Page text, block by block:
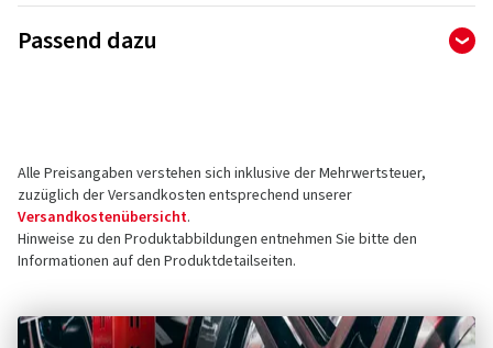
Goodyear Germany GmbH
Kontakt für Produktsicherheit (kein
Kundensupport)
E-Mail:info@goodyear.de
Passend dazu
Alle Preisangaben verstehen sich inklusive der Mehrwertsteuer,
zuzüglich der Versandkosten entsprechend unserer
Versandkostenübersicht.
Hinweise zu den Produktabbildungen entnehmen Sie bitte den
Informationen auf den Produktdetailseiten.